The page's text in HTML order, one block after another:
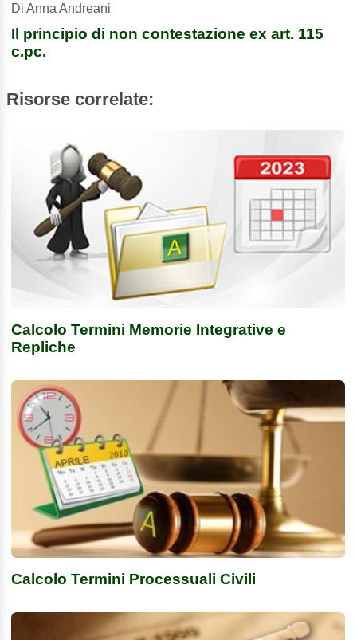
Di Anna Andreani
Il principio di non contestazione ex art. 115
c.pc.
Risorse correlate:
Calcolo Termini Memorie Integrative e
Repliche
Calcolo Termini Processuali Civili